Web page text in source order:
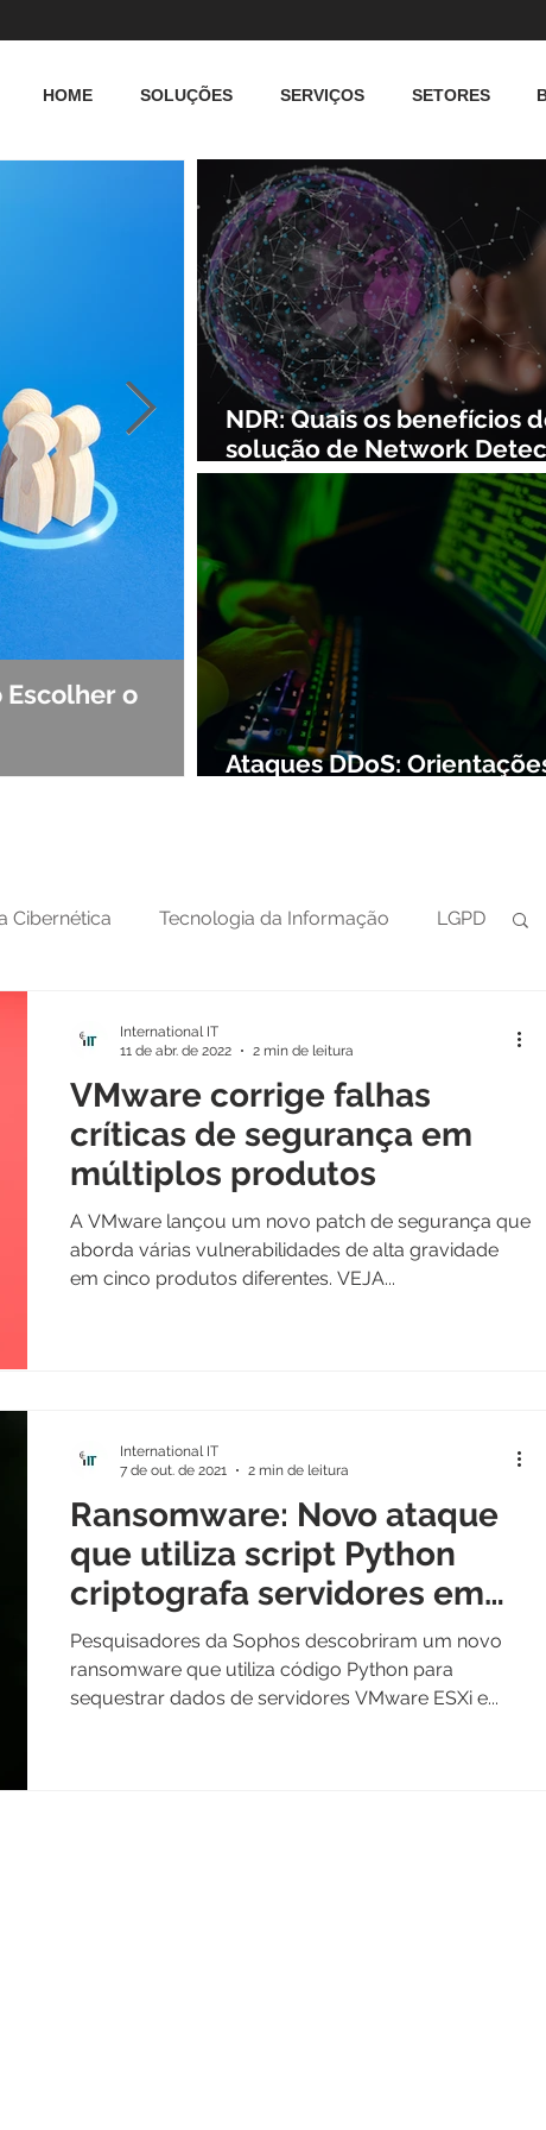
HOME SOLUÇÕES SERVIÇOS SETORES
NDR: Quais os benefícios
solução de Network
and Response?
Ataques DDoS:
Escolher o
Observabilidade e NOC:
Segurança de Redes
Cibernética Tecnologia da Informação LGPD
VMware corrige falhas
críticas de segurança em
múltiplos produtos
A VMware lançou um novo patch de segurança que
aborda várias vulnerabilidades de alta gravidade
em cinco produtos diferentes. VEJA...
International IT
11 de abr. de 2022
2 min de leitura
Ransomware: Novo ataque
que utiliza script Python
criptografa servidores em
apenas três horas
Pesquisadores da Sophos descobriram um novo
ransomware que utiliza código Python para
sequestrar dados de servidores VMware ESXi e...
International IT
7 de out. de 2021
2 min de leitura